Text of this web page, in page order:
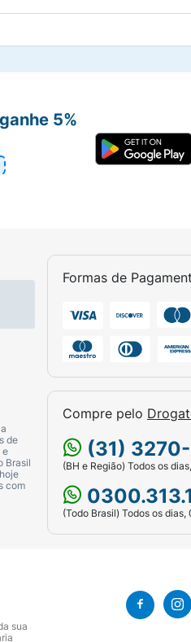
o brilho do
essenciais para
de
e
Brasil
com
Formas de
Compre pelo
(31)
(BH e Região) Todos os
(Todo Brasil) Todos os
5%
sua